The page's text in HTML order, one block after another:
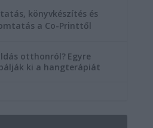
könyvkészítés és
a Co-Printtől
otthonról? Egyre
ki a hangterápiát